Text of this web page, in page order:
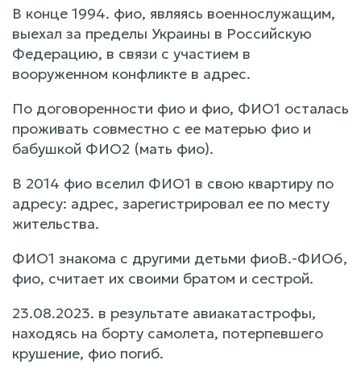
В конце 1994. фио, являясь военнослужащим,
выехал за пределы Украины в Российскую
Федерацию, в связи с участием в
вооруженном конфликте в адрес.
По договоренности фио и фио, ФИО1 осталась
проживать совместно с ее матерью фио и
бабушкой ФИО2 (мать фио).
В 2014 фио вселил ФИО1 в свою квартиру по
адресу: адрес, зарегистрировал ее по месту
жительства.
ФИО1 знакома с другими детьми фиоВ.-ФИО6,
фио, считает их своими братом и сестрой.
23.08.2023. в результате авиакатастрофы,
находясь на борту самолета, потерпевшего
крушение, фио погиб.